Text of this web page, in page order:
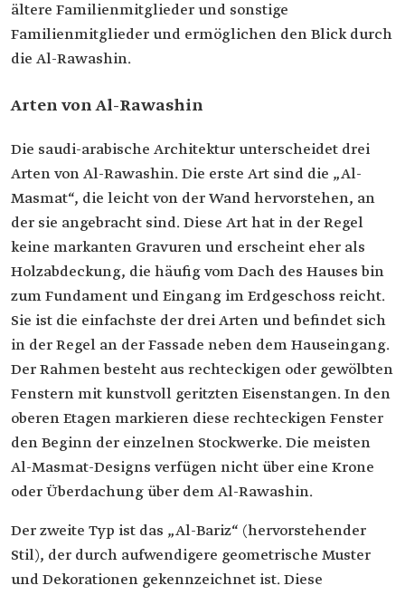
ältere Familienmitglieder und sonstige
Familienmitglieder und ermöglichen den Blick durch
die Al-Rawashin.
Arten von Al-Rawashin
Die saudi-arabische Architektur unterscheidet drei
Arten von Al-Rawashin. Die erste Art sind die „Al-
Masmat“, die leicht von der Wand hervorstehen, an
der sie angebracht sind. Diese Art hat in der Regel
keine markanten Gravuren und erscheint eher als
Holzabdeckung, die häufig vom Dach des Hauses bin
zum Fundament und Eingang im Erdgeschoss reicht.
Sie ist die einfachste der drei Arten und befindet sich
in der Regel an der Fassade neben dem Hauseingang.
Der Rahmen besteht aus rechteckigen oder gewölbten
Fenstern mit kunstvoll geritzten Eisenstangen. In den
oberen Etagen markieren diese rechteckigen Fenster
den Beginn der einzelnen Stockwerke. Die meisten
Al-Masmat-Designs verfügen nicht über eine Krone
oder Überdachung über dem Al-Rawashin.
Der zweite Typ ist das „Al-Bariz“ (hervorstehender
Stil), der durch aufwendigere geometrische Muster
und Dekorationen gekennzeichnet ist. Diese